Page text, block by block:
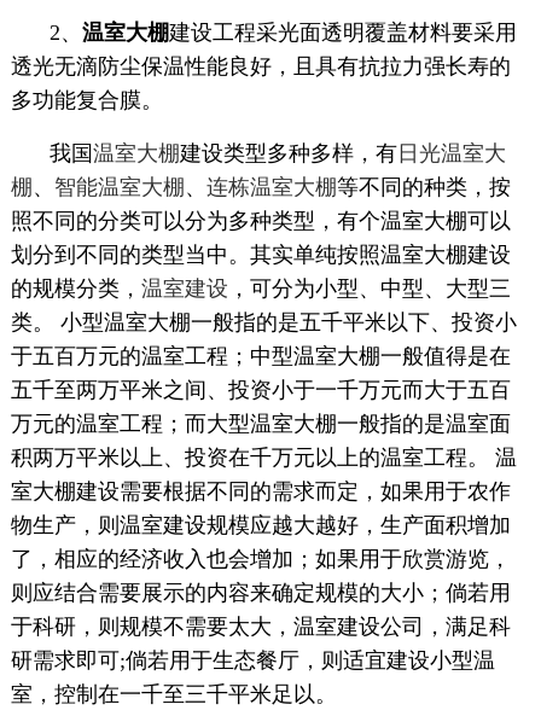
2、 温室大棚建设工程采光面透明覆盖材料要采用
透光无滴防尘保温性能良好，且具有抗拉力强长寿的
多功能复合膜。
我国温室大棚建设类型多种多样，有日光温室大
棚 、 智能温室大棚 、 连栋温室大棚等不同的种类，按
照不同的分类可以分为多种类型，有个温室大棚可以
划分到不同的类型当中。其实单纯按照温室大棚建设
的规模分类， 温室建设 ，可分为小型、中型、大型三
类。 小型温室大棚一般指的是五千平米以下、投资小
于五百万元的温室工程；中型温室大棚一般值得是在
五千至两万平米之间、投资小于一千万元而大于五百
万元的温室工程；而大型温室大棚一般指的是温室面
积两万平米以上、投资在千万元以上的温室工程。 温
室大棚建设需要根据不同的需求而定，如果用于农作
物生产，则温室建设规模应越大越好，生产面积增加
了，相应的经济收入也会增加；如果用于欣赏游览，
则应结合需要展示的内容来确定规模的大小；倘若用
于科研，则规模不需要太大，温室建设公司，满足科
研需求即可;倘若用于生态餐厅，则适宜建设小型温
室，控制在一千至三千平米足以。